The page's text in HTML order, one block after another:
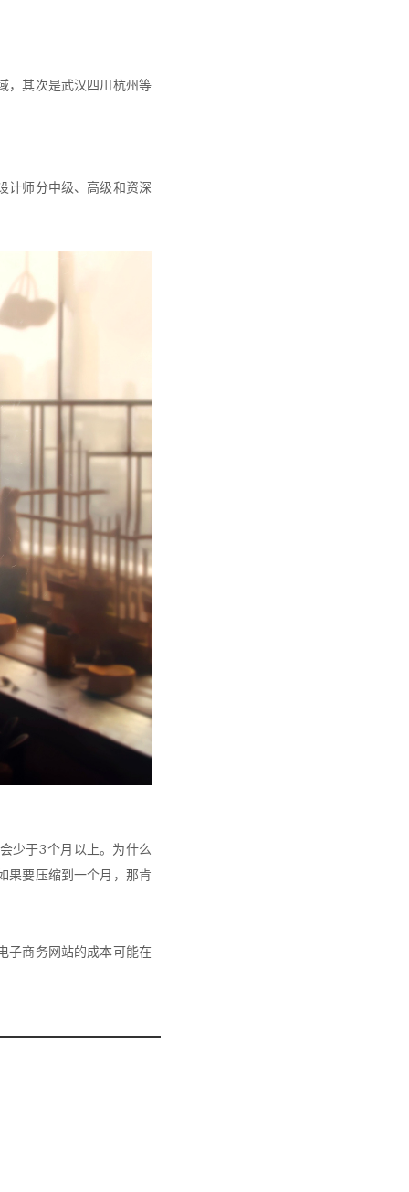
，其次是武汉四川杭州等
计师分中级、高级和资深
少于3个月以上。为什么
果要压缩到一个月，那肯
子商务网站的成本可能在